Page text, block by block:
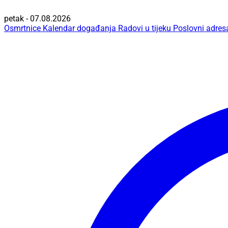
petak - 07.08.2026
Osmrtnice Kalendar događanja Radovi u tijeku Poslovni